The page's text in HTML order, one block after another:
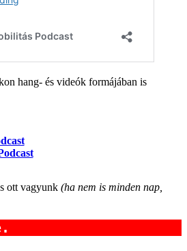
hang- és videók formájában is
ott vagyunk (ha nem is minden nap,